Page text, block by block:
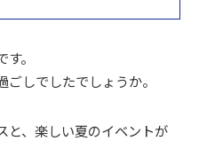
。
しでしたでしょうか。
と、楽しい夏のイベントが